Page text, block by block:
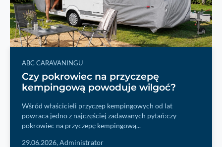
ABC CARAVANINGU
Czy pokrowiec na przyczepę
kempingową powoduje wilgoć?
Wśród właścicieli przyczep kempingowych od lat
powraca jedno z najczęściej zadawanych pytań:czy
pokrowiec na przyczepę kempingową...
29.06.2026,Administrator